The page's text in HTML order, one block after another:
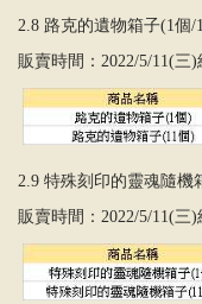
2.8 路克的遺物箱子(1個/
販賣時間：2022/5/11(三
2.9 特殊刻印的靈魂隨機
販賣時間：2022/5/11(三